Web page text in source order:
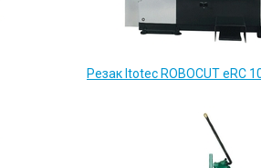
Резак Itotec ROBOCUT eRC